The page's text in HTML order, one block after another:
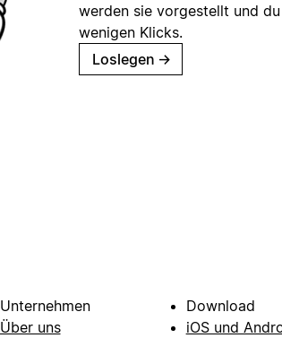
werden sie vorgestellt und
wenigen Klicks.
Loslegen →
Unternehmen
Über uns
Download
iOS und